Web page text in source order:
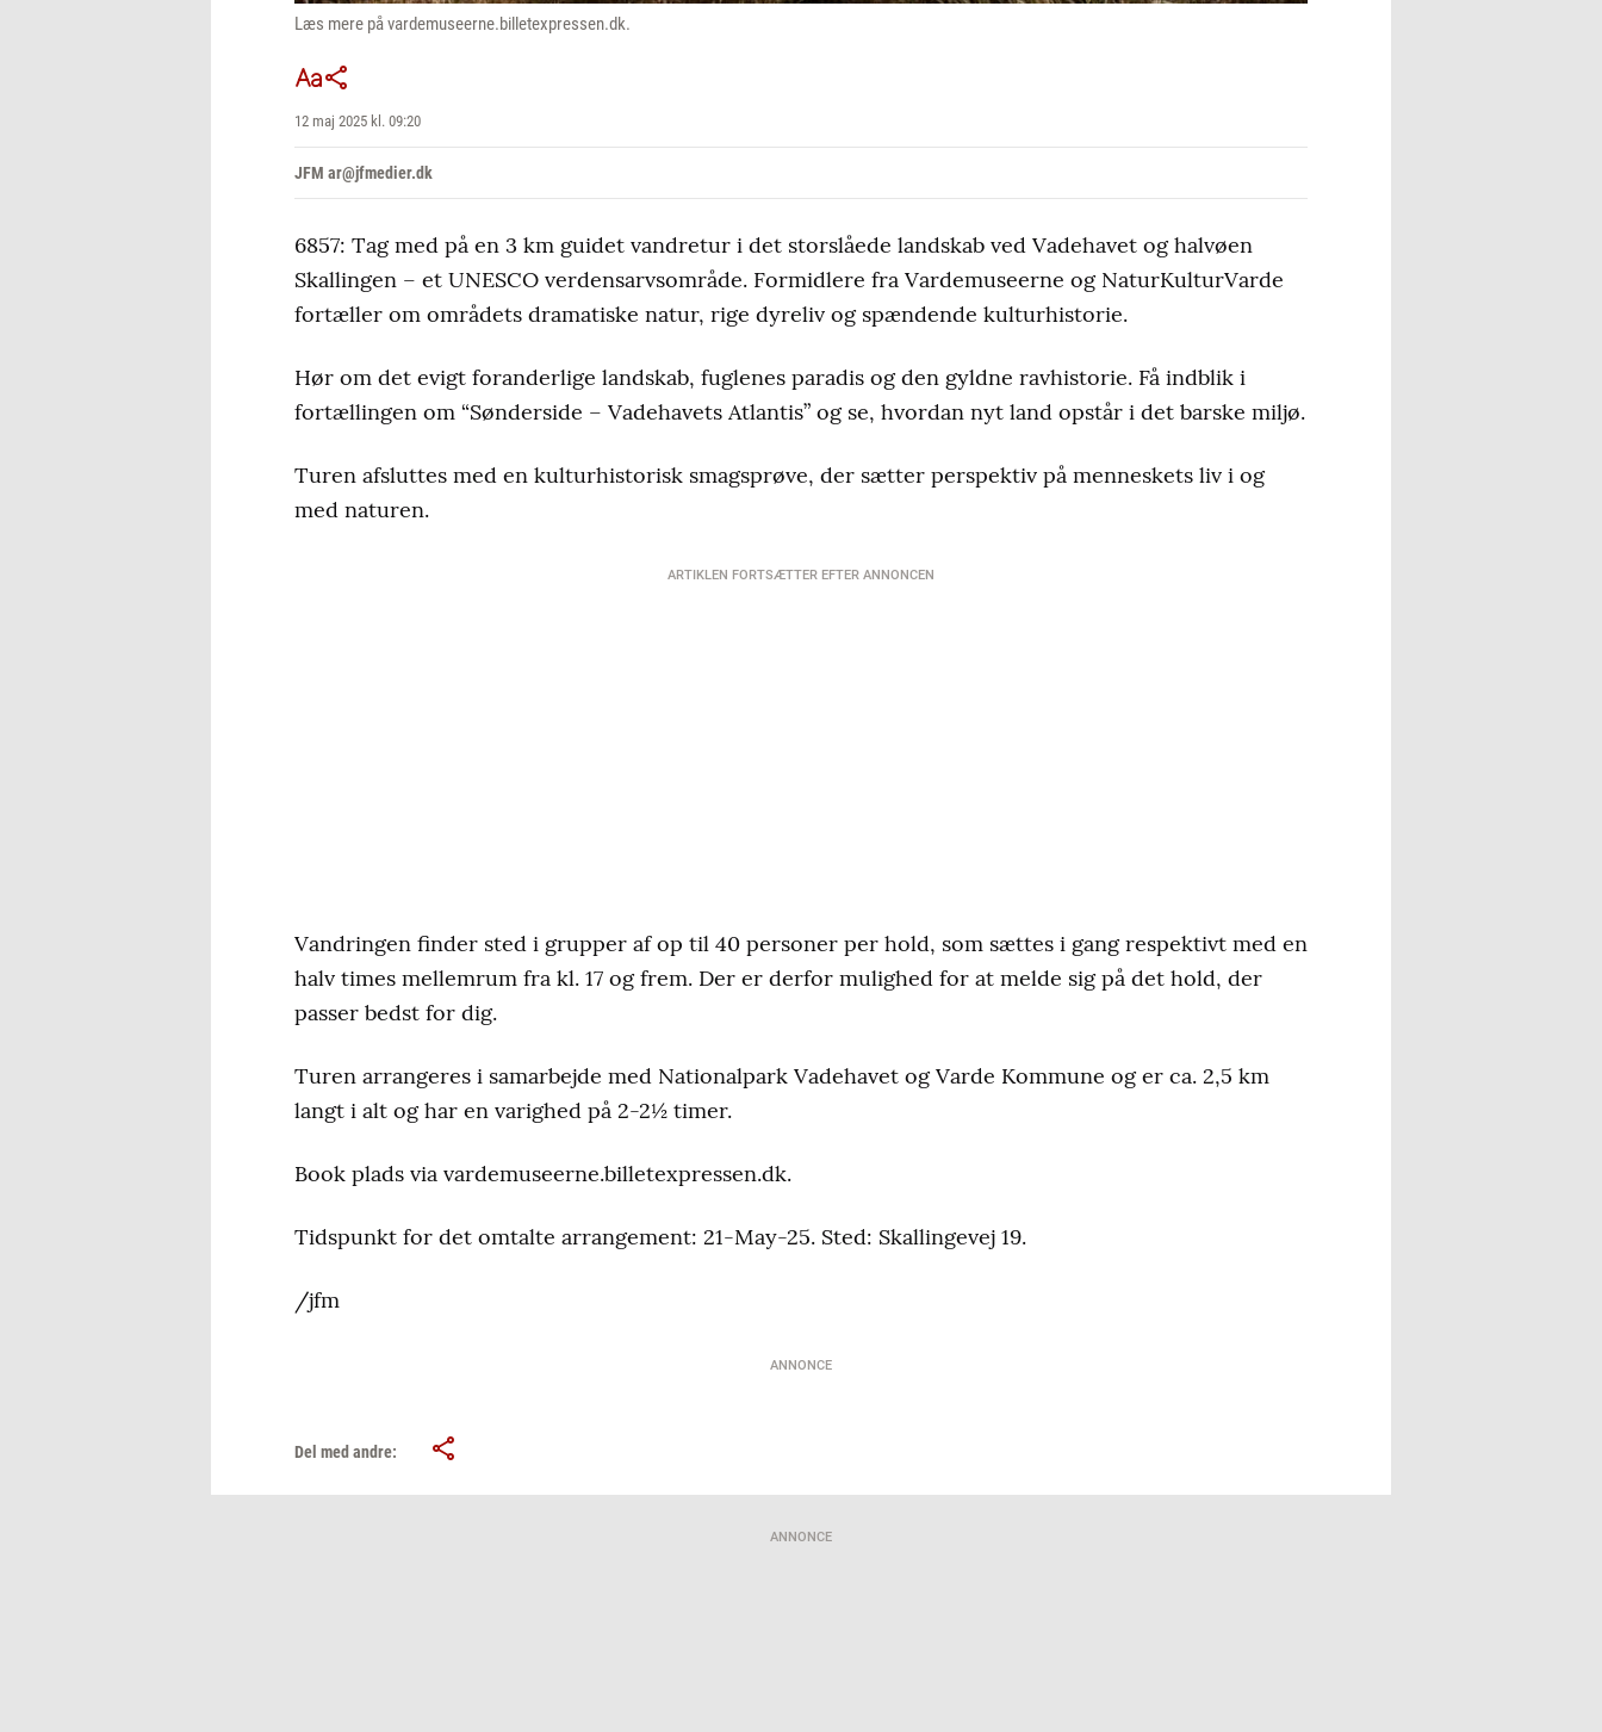
Læs mere på vardemuseerne.billetexpressen.dk.
12 maj 2025 kl. 09:20
JFM ar@jfmedier.dk
6857: Tag med på en 3 km guidet vandretur i det storslåede landskab ved Vadehavet og halvøen
Skallingen – et UNESCO verdensarvsområde. Formidlere fra Vardemuseerne og NaturKulturVarde
fortæller om områdets dramatiske natur, rige dyreliv og spændende kulturhistorie.
Hør om det evigt foranderlige landskab, fuglenes paradis og den gyldne ravhistorie. Få indblik i
fortællingen om “Sønderside – Vadehavets Atlantis” og se, hvordan nyt land opstår i det barske miljø.
Turen afsluttes med en kulturhistorisk smagsprøve, der sætter perspektiv på menneskets liv i og
med naturen.
ARTIKLEN FORTSÆTTER EFTER ANNONCEN
Vandringen finder sted i grupper af op til 40 personer per hold, som sættes i gang respektivt med en
halv times mellemrum fra kl. 17 og frem. Der er derfor mulighed for at melde sig på det hold, der
passer bedst for dig.
Turen arrangeres i samarbejde med Nationalpark Vadehavet og Varde Kommune og er ca. 2,5 km
langt i alt og har en varighed på 2-2½ timer.
Book plads via vardemuseerne.billetexpressen.dk.
Tidspunkt for det omtalte arrangement: 21-May-25. Sted: Skallingevej 19.
/jfm
ANNONCE
Del med andre:
ANNONCE